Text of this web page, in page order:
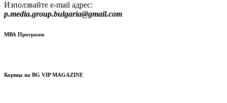
Използвайте e-mail адрес:
p.media.group.bulgaria@gmail.com
МВА Програми
Корица на BG VIP MAGAZINE